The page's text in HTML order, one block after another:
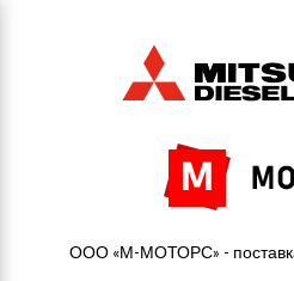
ООО «М-МОТОРС» -